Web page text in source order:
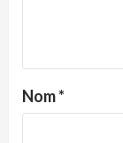
Nom*